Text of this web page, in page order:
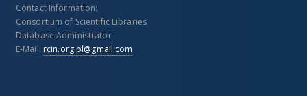
Contact Information:
Consortium of Scientific Libraries
Database Administrator
E-Mail: rcin.org.pl@gmail.com